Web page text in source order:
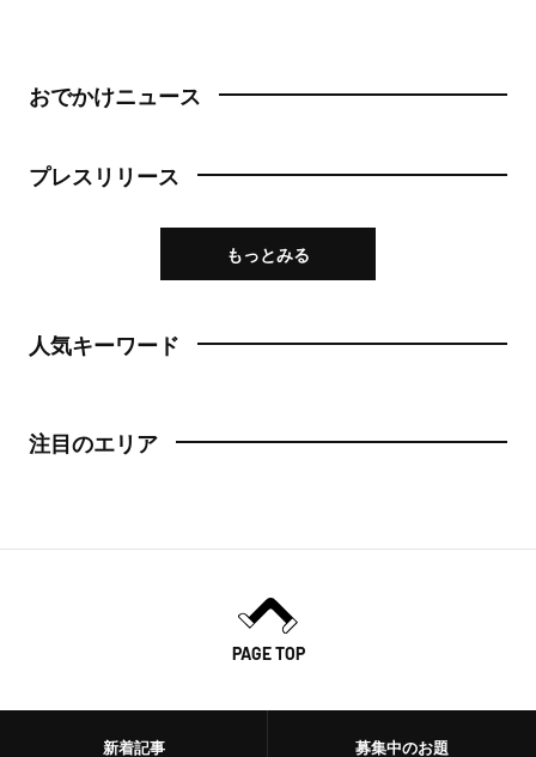
おでかけニュース
プレスリリース
もっとみる
人気キーワード
注目のエリア
PAGE TOP
新着記事 募集中のお題